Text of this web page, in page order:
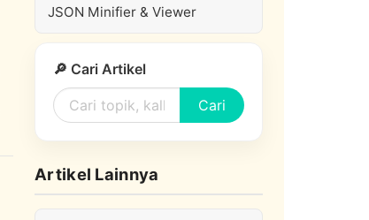
JSON Minifier & Viewer
🔎 Cari Artikel
Cari
Artikel Lainnya